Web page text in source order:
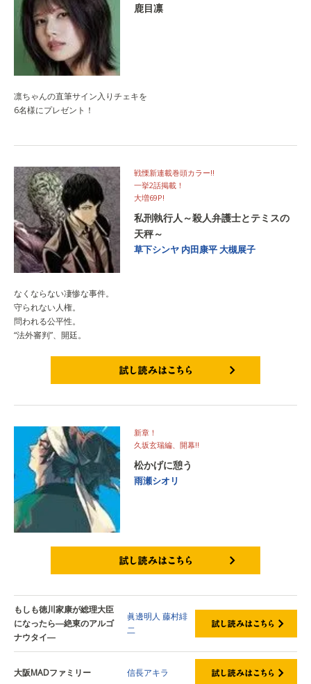
鹿目凛
凛ちゃんの直筆サイン入りチェキを
6名様にプレゼント！
戦慄新連載巻頭カラー‼
一挙2話掲載！
大増69P!
私刑執行人～殺人弁護士とテミスの
天秤～
草下シンヤ 内田康平大槻展子
なくならない凄惨な事件。
守られない人権。
問われる公平性。
“法外審判”、開廷。
新章！
久坂玄瑞編、開幕‼
松かげに憩う
雨瀬シオリ
もしも徳川家康が総理大臣
になったら―絶東のアルゴ
ナウタイ―
眞邊明人 藤村緋
二
大阪MADファミリー 信長アキラ